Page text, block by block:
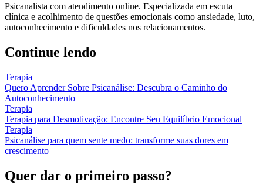
Psicanalista com atendimento online. Especializada em escuta
clínica e acolhimento de questões emocionais como ansiedade, luto,
autoconhecimento e dificuldades nos relacionamentos.
Continue lendo
Terapia
Quero Aprender Sobre Psicanálise: Descubra o Caminho do
Autoconhecimento
Terapia
Terapia para Desmotivação: Encontre Seu Equilíbrio Emocional
Terapia
Psicanálise para quem sente medo: transforme suas dores em
crescimento
Quer dar o primeiro passo?